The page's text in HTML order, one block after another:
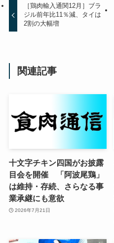
［鶏肉輸入通関12月］ブラ
ジル前年比11％減、タイは
2割の大幅増
関連記事
十文字チキン四国がお披露
目会を開催 「阿波尾鶏」
は維持・存続、さらなる事
業承継にも意欲
2026年7月21日